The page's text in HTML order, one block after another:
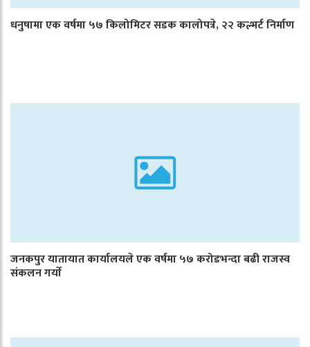
धनुषामा एक वर्षमा ५७ किलोमिटर सडक कालोपत्रे, २२ कल्भर्ट निर्माण
जनकपुर यातायात कार्यालयले एक वर्षमा ५७ करोडभन्दा बढी राजस्व
संकलन गर्याे